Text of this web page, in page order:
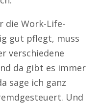
die Work-Life-
gut pflegt, muss
verschiedene
da gibt es immer
sage ich ganz
Und